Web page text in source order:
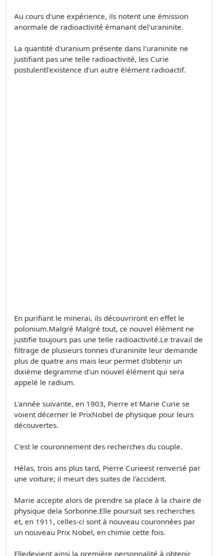
Au cours d'une expérience, ils notent une émission
anormale de radioactivité émanant del'uraninite.
La quantité d'uranium présente dans l'uraninite ne
justifiant pas une telle radioactivité, les Curie
postulentl'existence d'un autre élément radioactif.
En purifiant le minerai, ils découvriront en effet le
polonium.Malgré Malgré tout, ce nouvel élément ne
justifie toujours pas une telle radioactivité.Le travail de
filtrage de plusieurs tonnes d'uraninite leur demande
plus de quatre ans mais leur permet d'obtenir un
dixième degramme d'un nouvel élément qui sera
appelé le radium.
L'année suivante, en 1903, Pierre et Marie Curie se
voient décerner le PrixNobel de physique pour leurs
découvertes.
C'est le couronnement des recherches du couple.
Hélas, trois ans plus tard, Pierre Curieest renversé par
une voiture; il meurt des suites de l'accident.
Marie accepte alors de prendre sa place à la chaire de
physique dela Sorbonne.Elle poursuit ses recherches
et, en 1911, celles-ci sont à nouveau couronnées par
un nouveau Prix Nobel, en chimie cette fois.
Elledevient ainsi la première personnalité à obtenir